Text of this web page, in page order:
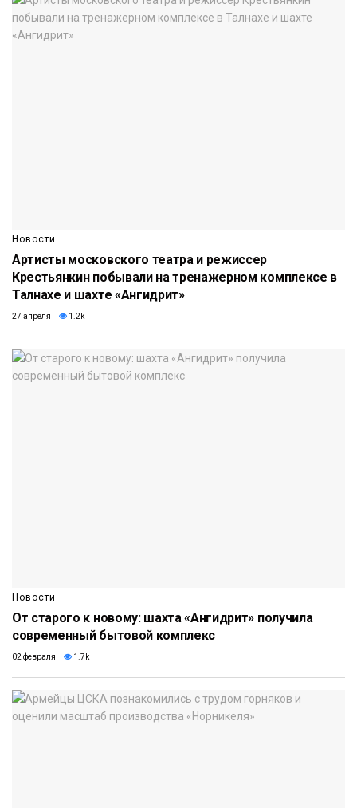
Новости
Артисты московского театра и режиссер
Крестьянкин побывали на тренажерном комплексе в
Талнахе и шахте «Ангидрит»
27 апреля 1.2k
Новости
От старого к новому: шахта «Ангидрит» получила
современный бытовой комплекс
02 февраля 1.7k